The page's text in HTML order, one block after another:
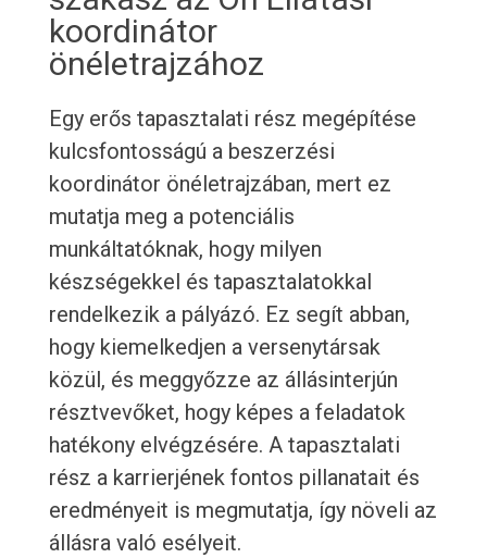
koordinátor
önéletrajzához
Egy erős tapasztalati rész megépítése
kulcsfontosságú a beszerzési
koordinátor önéletrajzában, mert ez
mutatja meg a potenciális
munkáltatóknak, hogy milyen
készségekkel és tapasztalatokkal
rendelkezik a pályázó. Ez segít abban,
hogy kiemelkedjen a versenytársak
közül, és meggyőzze az állásinterjún
résztvevőket, hogy képes a feladatok
hatékony elvégzésére. A tapasztalati
rész a karrierjének fontos pillanatait és
eredményeit is megmutatja, így növeli az
állásra való esélyeit.